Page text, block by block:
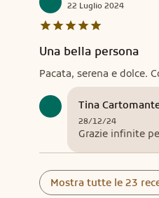
22 Luglio 2024
Una bella persona
Pacata, serena e dolce.
Tina
28/12/24
Grazie infinite
Mostra tutte le 23